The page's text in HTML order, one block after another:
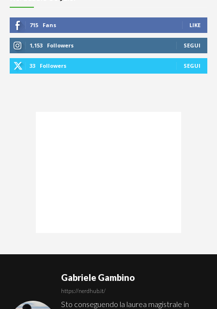
715 Fans LIKE
1,153 Followers SEGUI
33 Followers SEGUI
Gabriele Gambino
https://nerdhub.it/
Sto conseguendo la laurea magistrale in